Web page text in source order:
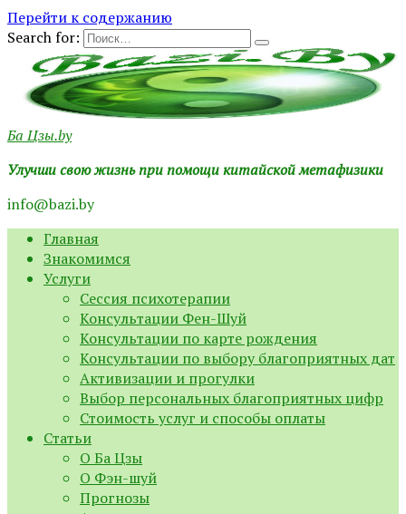
Перейти к содержанию
Search for:
Ба Цзы.by
Улучши свою жизнь при помощи китайской метафизики
info@bazi.by
Главная
Знакомимся
Услуги
Сессия психотерапии
Консультации Фен-Шуй
Консультации по карте рождения
Консультации по выбору благоприятных дат
Активизации и прогулки
Выбор персональных благоприятных цифр
Стоимость услуг и способы оплаты
Статьи
О Ба Цзы
О Фэн-шуй
Прогнозы